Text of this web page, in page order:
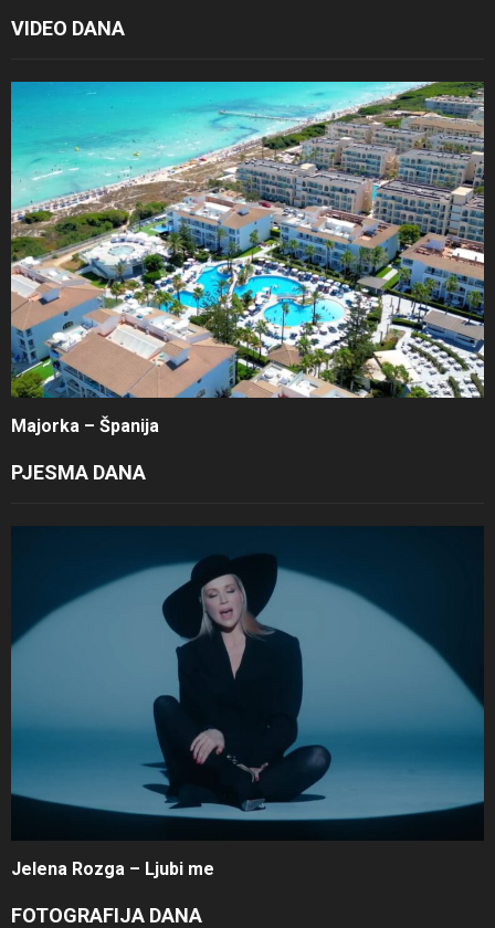
VIDEO DANA
Majorka – Španija
PJESMA DANA
Jelena Rozga – Ljubi me
FOTOGRAFIJA DANA